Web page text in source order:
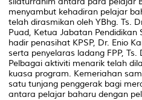
menyambut kehadiran pelajar
telah dirasmikan oleh YBhg. Ts.
Puad, Ketua Jabatan Pendidikan
hadir penasihat KPSP, Dr. Enio
serta penyelaras ladang FPP, Ts.
Pelbagai aktiviti menarik telah
kuasa program. Kemeriahan
satu tunjang penggerak bagi
antara pelajar baharu dengan